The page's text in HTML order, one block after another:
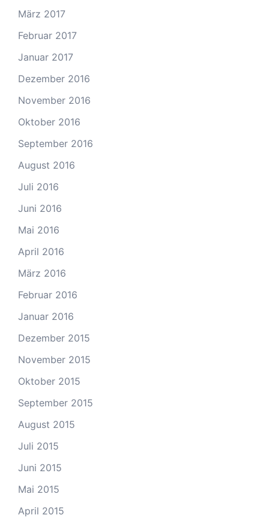
März 2017
Februar 2017
Januar 2017
Dezember 2016
November 2016
Oktober 2016
September 2016
August 2016
Juli 2016
Juni 2016
Mai 2016
April 2016
März 2016
Februar 2016
Januar 2016
Dezember 2015
November 2015
Oktober 2015
September 2015
August 2015
Juli 2015
Juni 2015
Mai 2015
April 2015